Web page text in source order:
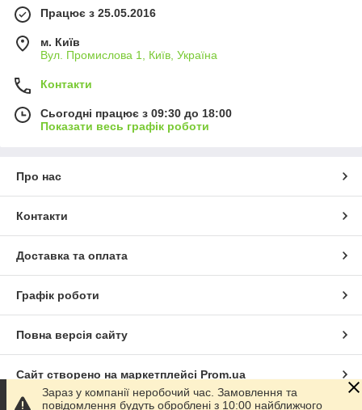
Працює з 25.05.2016
м. Київ
Вул. Промислова 1, Київ, Україна
Контакти
Сьогодні працює з 09:30 до 18:00
Показати весь графік роботи
Про нас
Контакти
Доставка та оплата
Графік роботи
Повна версія сайту
Сайт створено на маркетплейсі Prom.ua
Зараз у компанії неробочий час. Замовлення та
повідомлення будуть оброблені з 10:00 найближчого